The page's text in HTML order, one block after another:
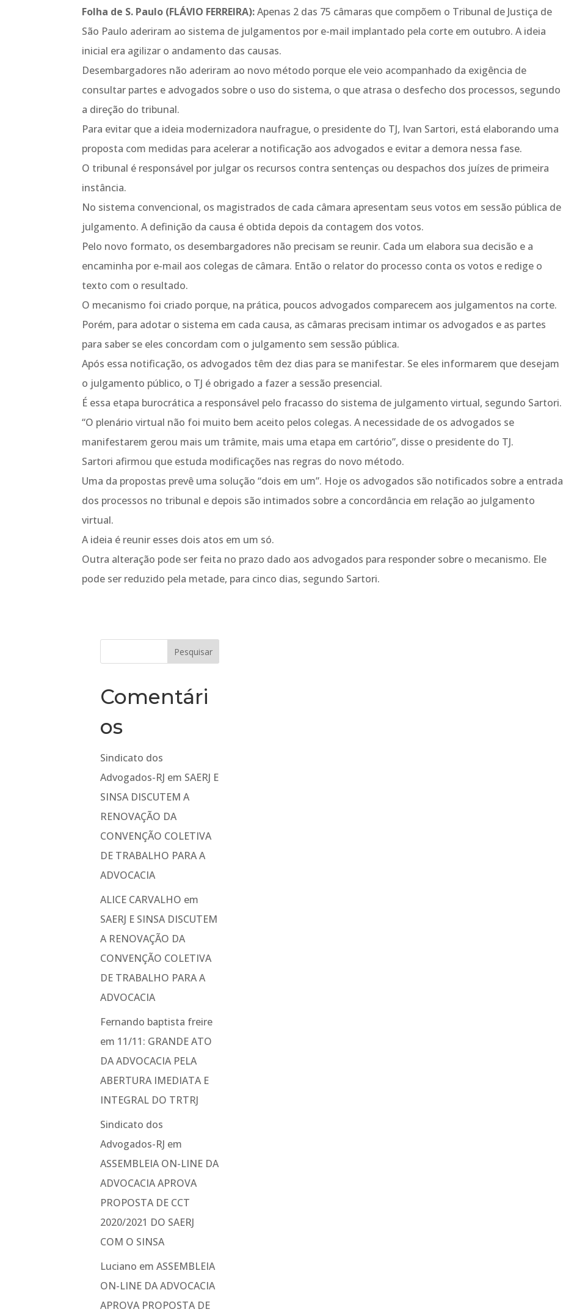
Folha de S. Paulo (FLÁVIO FERREIRA):Apenas 2 das 75 câmaras que compõem o Tribunal de Justiça de
São Paulo aderiram ao sistema de julgamentos por e-mail implantado pela corte em outubro. A ideia
inicial era agilizar o andamento das causas.
Desembargadores não aderiram ao novo método porque ele veio acompanhado da exigência de
consultar partes e advogados sobre o uso do sistema, o que atrasa o desfecho dos processos, segundo
a direção do tribunal.
Para evitar que a ideia modernizadora naufrague, o presidente do TJ, Ivan Sartori, está elaborando uma
proposta com medidas para acelerar a notificação aos advogados e evitar a demora nessa fase.
O tribunal é responsável por julgar os recursos contra sentenças ou despachos dos juízes de primeira
instância.
No sistema convencional, os magistrados de cada câmara apresentam seus votos em sessão pública de
julgamento. A definição da causa é obtida depois da contagem dos votos.
Pelo novo formato, os desembargadores não precisam se reunir. Cada um elabora sua decisão e a
encaminha por e-mail aos colegas de câmara. Então o relator do processo conta os votos e redige o
texto com o resultado.
O mecanismo foi criado porque, na prática, poucos advogados comparecem aos julgamentos na corte.
Porém, para adotar o sistema em cada causa, as câmaras precisam intimar os advogados e as partes
para saber se eles concordam com o julgamento sem sessão pública.
Após essa notificação, os advogados têm dez dias para se manifestar. Se eles informarem que desejam
o julgamento público, o TJ é obrigado a fazer a sessão presencial.
É essa etapa burocrática a responsável pelo fracasso do sistema de julgamento virtual, segundo Sartori.
“O plenário virtual não foi muito bem aceito pelos colegas. A necessidade de os advogados se
manifestarem gerou mais um trâmite, mais uma etapa em cartório”, disse o presidente do TJ.
Sartori afirmou que estuda modificações nas regras do novo método.
Uma da propostas prevê uma solução “dois em um”. Hoje os advogados são notificados sobre a entrada
dos processos no tribunal e depois são intimados sobre a concordância em relação ao julgamento
virtual.
A ideia é reunir esses dois atos em um só.
Outra alteração pode ser feita no prazo dado aos advogados para responder sobre o mecanismo. Ele
pode ser reduzido pela metade, para cinco dias, segundo Sartori.
Comentári
os
Sindicato dos
Advogados-RJ em SAERJ E
SINSA DISCUTEM A
RENOVAÇÃO DA
CONVENÇÃO COLETIVA
DE TRABALHO PARA A
ADVOCACIA
ALICE CARVALHO em
SAERJ E SINSA DISCUTEM
A RENOVAÇÃO DA
CONVENÇÃO COLETIVA
DE TRABALHO PARA A
ADVOCACIA
Fernando baptista freire
em 11/11: GRANDE ATO
DA ADVOCACIA PELA
ABERTURA IMEDIATA E
INTEGRAL DO TRTRJ
Sindicato dos
Advogados-RJ em
ASSEMBLEIA ON-LINE DA
ADVOCACIA APROVA
PROPOSTA DE CCT
2020/2021 DO SAERJ
COM O SINSA
Luciano emASSEMBLEIA
ON-LINE DA ADVOCACIA
APROVA PROPOSTA DE